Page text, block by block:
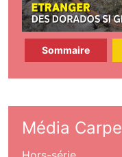
Sommaire
Média Carpe